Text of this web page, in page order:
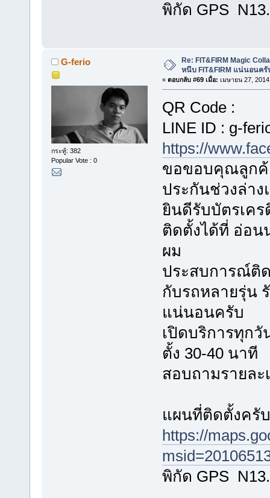
พิกัด GPS
G-ferio
กระทู้: 382
Popular Vote : 0
Re: FIT&FIRM Magic
หนึบ FIT&FIRM แน่นอนครั
« ตอบกลับ #69 เมื่อ: เมษายน 27,
QR Code :
LINE ID : g-
https://
ขอขอบคุณลูกค้
ประกันช่วงล่า
ยินดีรับบัตรเค
ติดตั้งได้ที่ อ่อน
ผม
ประสบการณ์ติ
กับรถหลายรุ่น
แน่นอนครับ
เปิดบริการทุกวั
ตั้ง 30-40 นาที
สอบถามรายละ
แผนที่ติดตั้งครับ
https://
พิกัด GPS